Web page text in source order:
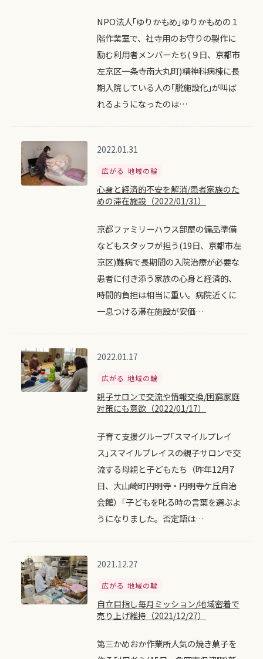
NPO法人｢ゆりかもめ｣ゆりかもめの１
階作業室で、社寺用のお守りの製作に
励む利用者メンバーたち(９日、京都市
左京区一条寺南大丸町)精神科病棟に長
期入院している人の｢脱施設化｣が叫ば
れるようになったのは…
2022.01.31
広がる 地域の輪
心身と経済的不安を解消/患者家族のた
めの滞在施設（2022/01/31）
京都ファミリーハウス部屋の備品準備
などもスタッフが担う(19日、京都市左
京区)難病で長期間の入院治療が必要な
患者に付き添う家族の心身と経済的、
時間的負担は相当に重い。病院近くに
一息つける滞在施設が安価…
2022.01.17
広がる 地域の輪
親子サロンで交流や情報交換/困窮家庭
対策にも意欲（2022/01/17）
子育て支援グループ｢スマイルプレイ
ス｣スマイルプレイスの親子サロンで交
流する母親と子どもたち（昨年12月7
日、大山崎町円明寺・円明寺ケ丘自治
会館）｢子どもを叱る時の言葉を選ぶよ
うになりました。否定語は…
2021.12.27
広がる 地域の輪
自立目指し毎月ミッション/地域密着で
売り上げ維持（2021/12/27）
第三かめおか作業所人気の焼き菓子を